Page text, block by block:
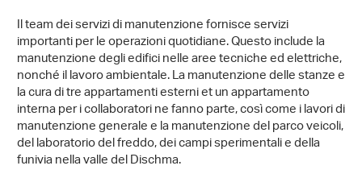
Il team dei servizi di manutenzione fornisce servizi
importanti per le operazioni quotidiane. Questo include la
manutenzione degli edifici nelle aree tecniche ed elettriche,
nonché il lavoro ambientale. La manutenzione delle stanze e
la cura di tre appartamenti esterni et un appartamento
interna per i collaboratori ne fanno parte, così come i lavori di
manutenzione generale e la manutenzione del parco veicoli,
del laboratorio del freddo, dei campi sperimentali e della
funivia nella valle del Dischma.